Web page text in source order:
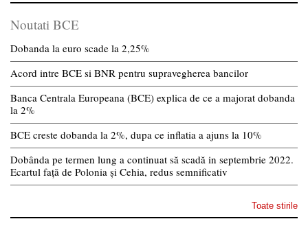
Noutati BCE
Dobanda la euro scade la 2,25%
Acord intre BCE si BNR pentru supravegherea bancilor
Banca Centrala Europeana (BCE) explica de ce a majorat dobanda
la 2%
BCE creste dobanda la 2%, dupa ce inflatia a ajuns la 10%
Dobânda pe termen lung a continuat să scadă in septembrie 2022.
Ecartul față de Polonia și Cehia, redus semnificativ
Toate stirile